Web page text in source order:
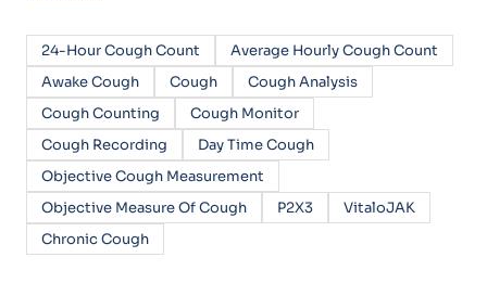
24-Hour Cough Count
Average Hourly Cough Count
Awake Cough
Cough
Cough Analysis
Cough Counting
Cough Monitor
Cough Recording
Day Time Cough
Objective Cough Measurement
Objective Measure Of Cough
P2X3
VitaloJAK
Chronic Cough